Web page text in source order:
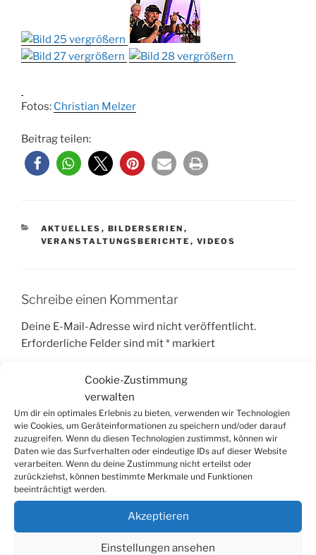
Cookie-Zustimmung
verwalten
Um dir ein optimales Erlebnis zu bieten, verwenden wir Technologien
wie Cookies, um Geräteinformationen zu speichern und/oder darauf
zuzugreifen. Wenn du diesen Technologien zustimmst, können wir
Daten wie das Surfverhalten oder eindeutige IDs auf dieser Website
verarbeiten. Wenn du deine Zustimmung nicht erteilst oder
zurückziehst, können bestimmte Merkmale und Funktionen
beeinträchtigt werden.
Akzeptieren
Einstellungen ansehen
Fotos: Christian Melzer
Beitrag teilen:
KATEGORIEN
AKTUELLES , BILDERSERIEN ,
VERANSTALTUNGSBERICHTE , VIDEOS
Schreibe einen Kommentar
Deine E-Mail-Adresse wird nicht veröffentlicht.
Erforderliche Felder sind mit* markiert
*